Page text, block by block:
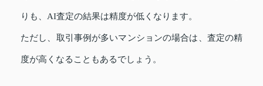
りも、AI査定の結果は精度が低くなります。
ただし、取引事例が多いマンションの場合は、査定の精
度が高くなることもあるでしょう。